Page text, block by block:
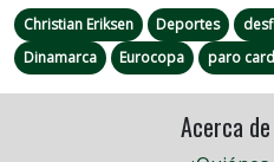
Christian Eriksen Deportes
Dinamarca
Eurocopa paro
Acerca